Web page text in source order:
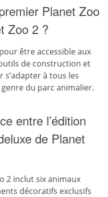
Planet Zoo
Zoo 2 ?
être accessible aux
de construction et
à tous les
genre du parc animalier.
entre l’édition
de Planet
2 inclut six animaux
décoratifs exclusifs